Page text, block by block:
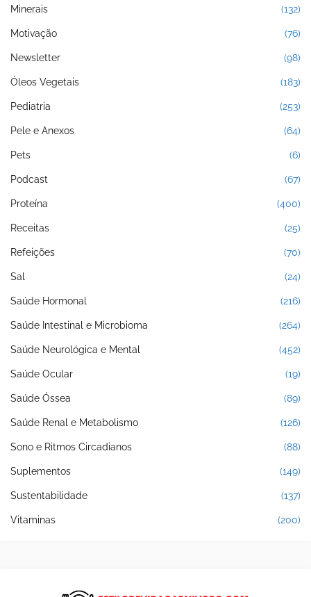
Minerais (132)
Motivação (76)
Newsletter (98)
Óleos Vegetais (183)
Pediatria (253)
Pele e Anexos (64)
Pets (6)
Podcast (67)
Proteína (400)
Receitas (25)
Refeições (70)
Sal (24)
Saúde Hormonal (216)
Saúde Intestinal e Microbioma (264)
Saúde Neurológica e Mental (452)
Saúde Ocular (19)
Saúde Óssea (89)
Saúde Renal e Metabolismo (126)
Sono e Ritmos Circadianos (88)
Suplementos (149)
Sustentabilidade (137)
Vitaminas (200)